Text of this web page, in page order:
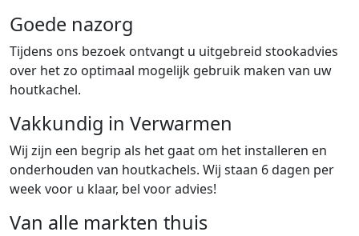
Goede nazorg
Tijdens ons bezoek ontvangt u uitgebreid stookadvies
over het zo optimaal mogelijk gebruik maken van uw
houtkachel.
Vakkundig in Verwarmen
Wij zijn een begrip als het gaat om het installeren en
onderhouden van houtkachels. Wij staan 6 dagen per
week voor u klaar, bel voor advies!
Van alle markten thuis